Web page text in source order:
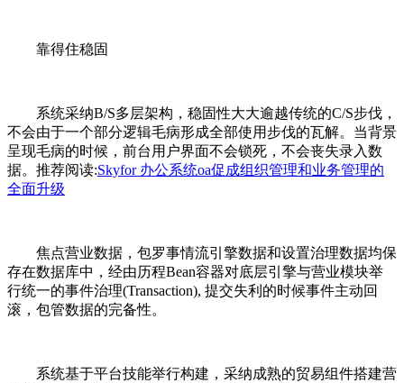
靠得住稳固
系统采纳B/S多层架构，稳固性大大逾越传统的C/S步伐，
不会由于一个部分逻辑毛病形成全部使用步伐的瓦解。当背景
呈现毛病的时候，前台用户界面不会锁死，不会丧失录入数
据。推荐阅读:Skyfor 办公系统oa促成组织管理和业务管理的
全面升级
焦点营业数据，包罗事情流引擎数据和设置治理数据均保
存在数据库中，经由历程Bean容器对底层引擎与营业模块举
行统一的事件治理(Transaction), 提交失利的时候事件主动回
滚，包管数据的完备性。
系统基于平台技能举行构建，采纳成熟的贸易组件搭建营